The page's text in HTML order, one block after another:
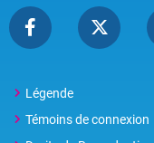
Légende
Témoins de connexion